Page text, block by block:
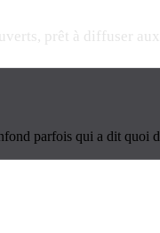
prêt à diffuser
parfois qui a dit quoi